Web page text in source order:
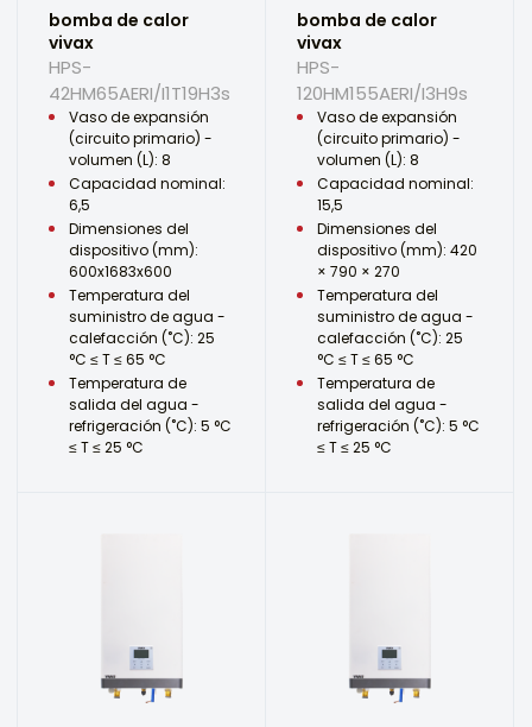
bomba de calor
vivax
HPS-
42HM65AERI/I1T19H3s
Vaso de expansión
(circuito primario) -
volumen (L): 8
Capacidad nominal:
6,5
Dimensiones del
dispositivo (mm):
600x1683x600
Temperatura del
suministro de agua -
calefacción (˚C): 25
°C ≤ T ≤ 65 °C
Temperatura de
salida del agua -
refrigeración (˚C): 5 °C
≤ T ≤ 25 °C
bomba de calor
vivax
HPS-
120HM155AERI/I3H9s
Vaso de expansión
(circuito primario) -
volumen (L): 8
Capacidad nominal:
15,5
Dimensiones del
dispositivo (mm): 420
× 790 × 270
Temperatura del
suministro de agua -
calefacción (˚C): 25
°C ≤ T ≤ 65 °C
Temperatura de
salida del agua -
refrigeración (˚C): 5 °C
≤ T ≤ 25 °C